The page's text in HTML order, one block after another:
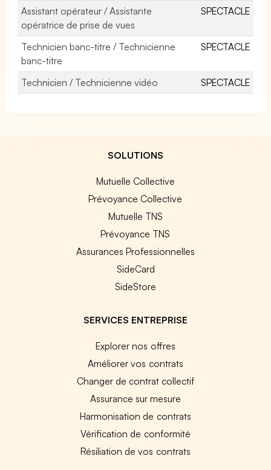
Assistant opérateur / Assistante
opératrice de prise de vues
SPECTACLE
Technicien banc-titre / Technicienne
banc-titre
SPECTACLE
Technicien / Technicienne vidéo SPECTACLE
SOLUTIONS
Mutuelle Collective
Prévoyance Collective
Mutuelle TNS
Prévoyance TNS
Assurances Professionnelles
SideCard
SideStore
SERVICES ENTREPRISE
Explorer nos offres
Améliorer vos contrats
Changer de contrat collectif
Assurance sur mesure
Harmonisation de contrats
Vérification de conformité
Résiliation de vos contrats